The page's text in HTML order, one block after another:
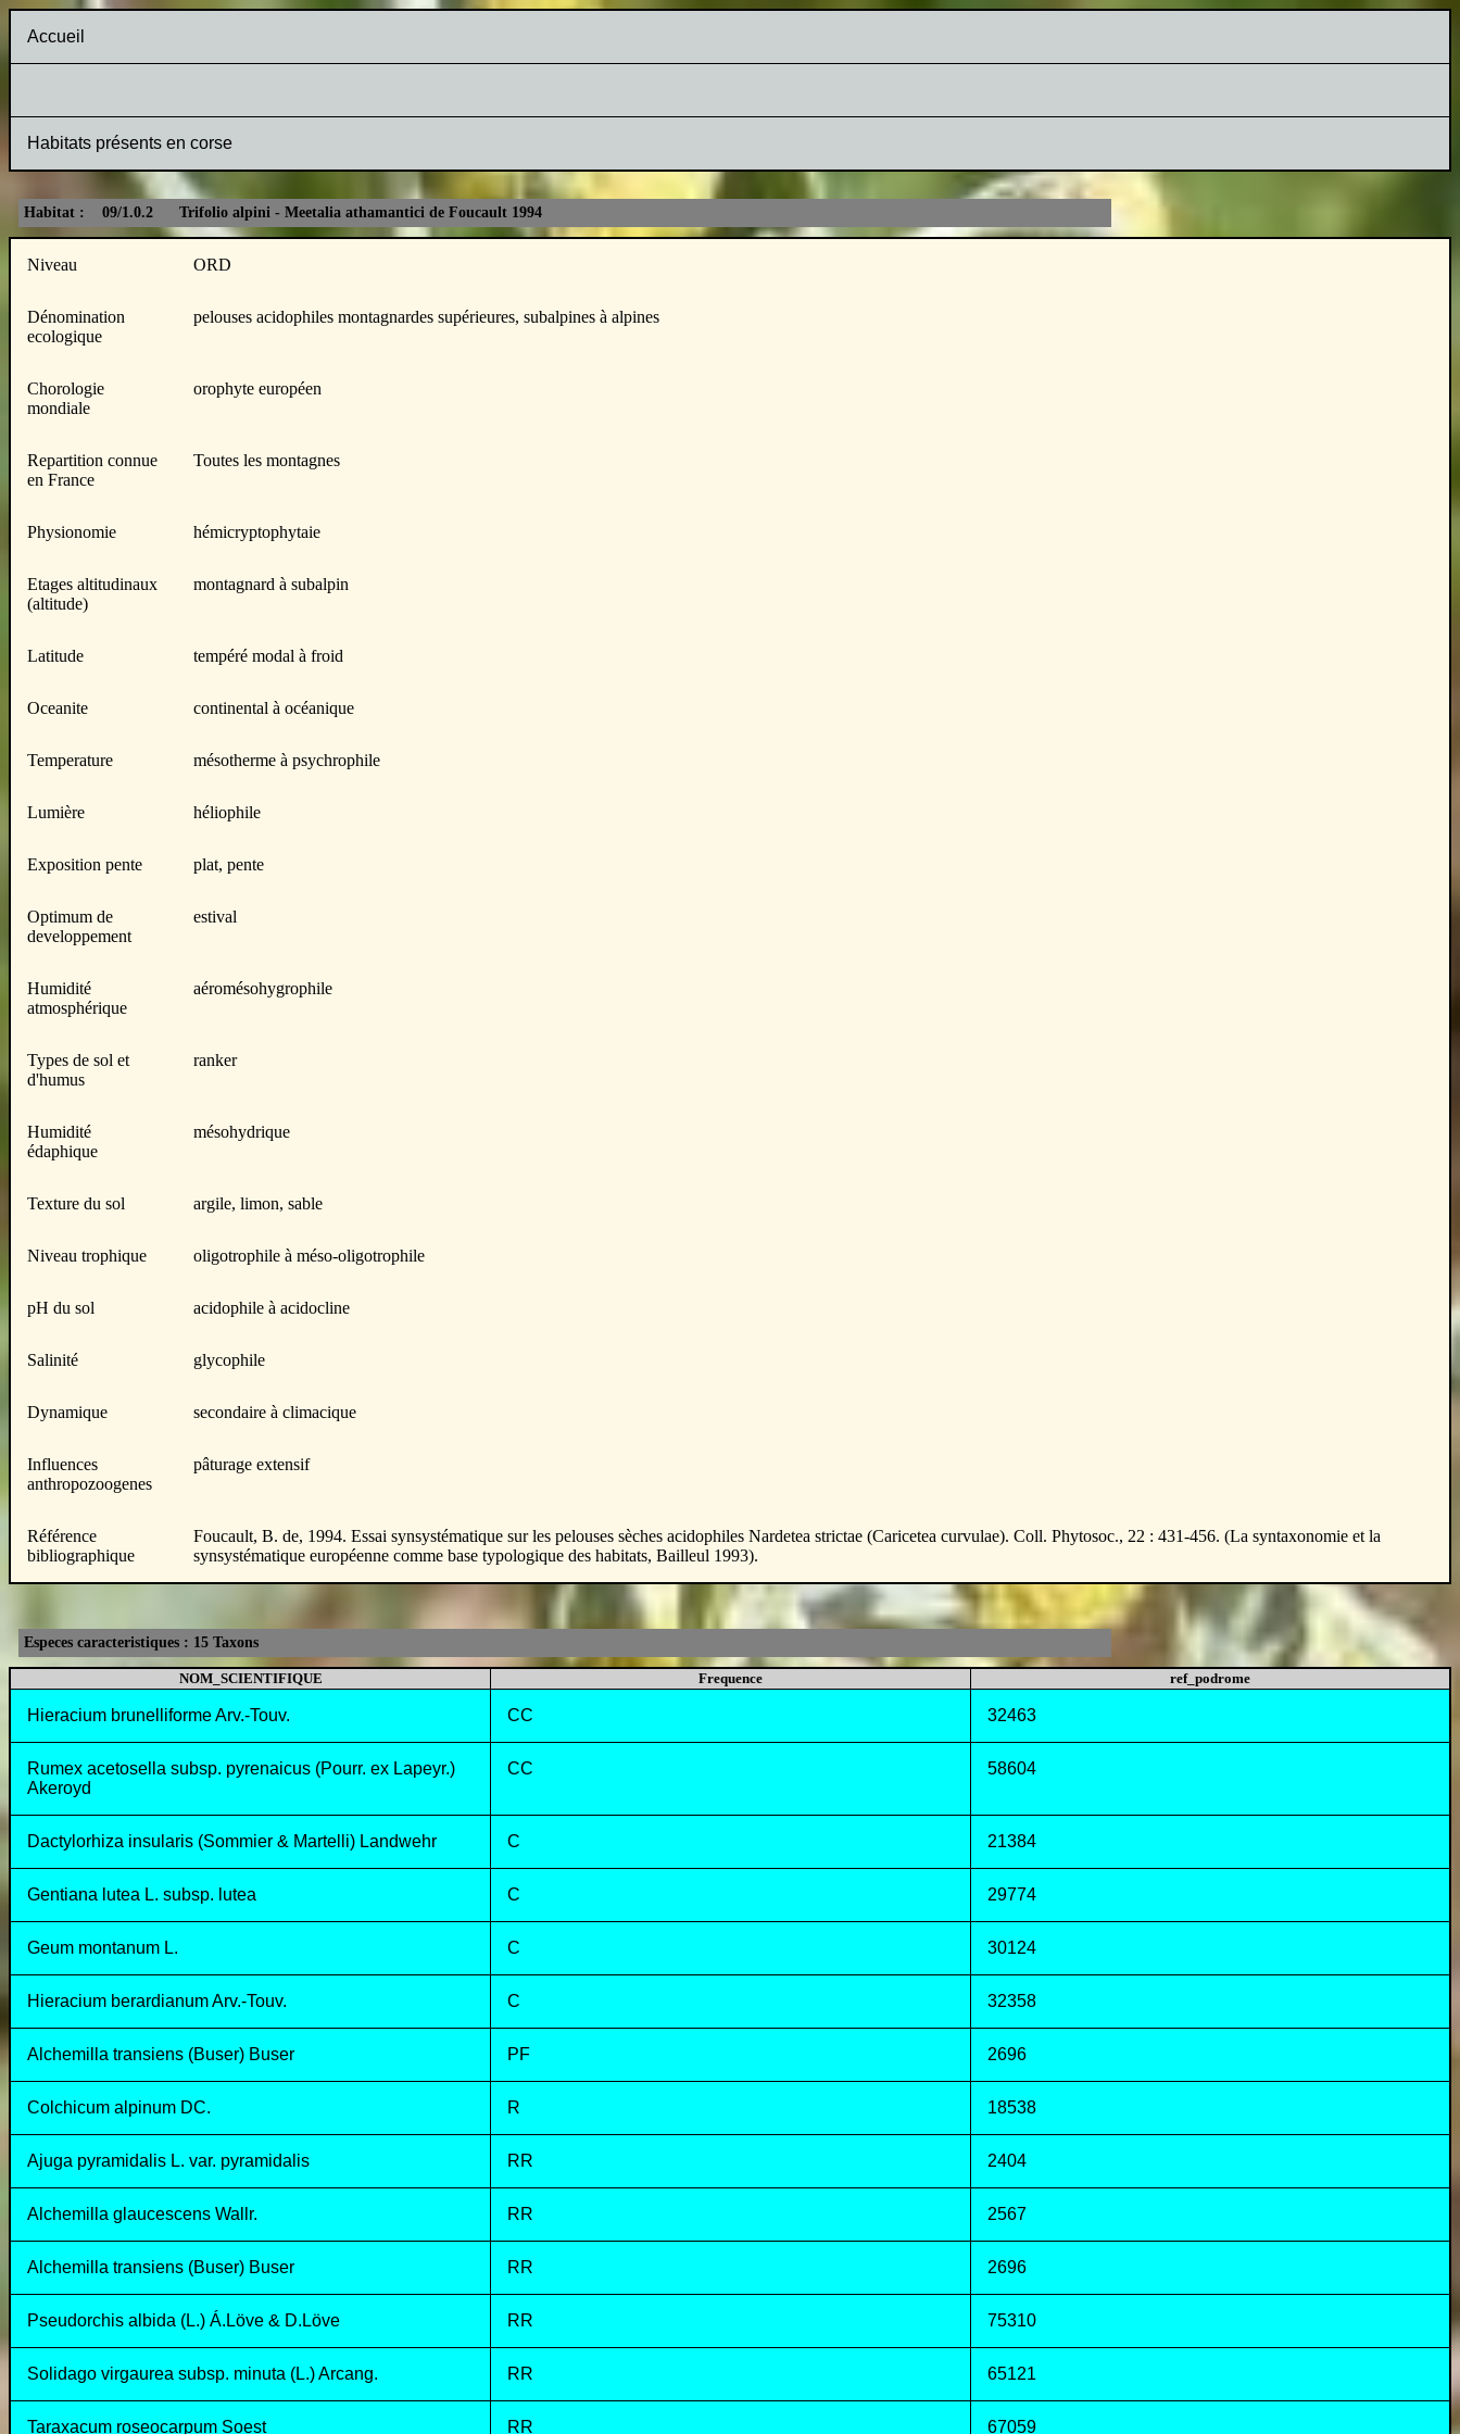
Accueil
Habitats présents en corse
Habitat : 09/1.0.2 Trifolio alpini - Meetalia athamantici de Foucault 1994
Niveau ORD
Dénomination
ecologique
pelouses acidophiles montagnardes supérieures, subalpines à alpines
Chorologie
mondiale
orophyte européen
Repartition connue
en France
Toutes les montagnes
Physionomie hémicryptophytaie
Etages altitudinaux
(altitude)
montagnard à subalpin
Latitude tempéré modal à froid
Oceanite continental à océanique
Temperature mésotherme à psychrophile
Lumière héliophile
Exposition pente plat, pente
Optimum de
developpement
estival
Humidité
atmosphérique
aéromésohygrophile
Types de sol et
d'humus
ranker
Humidité
édaphique
mésohydrique
Texture du sol argile, limon, sable
Niveau trophique oligotrophile à méso-oligotrophile
pH du sol acidophile à acidocline
Salinité glycophile
Dynamique secondaire à climacique
Influences
anthropozoogenes
pâturage extensif
Référence
bibliographique
Foucault, B. de, 1994. Essai synsystématique sur les pelouses sèches acidophiles Nardetea strictae (Caricetea curvulae). Coll. Phytosoc., 22 : 431-456. (La syntaxonomie et la
synsystématique européenne comme base typologique des habitats, Bailleul 1993).
Especes caracteristiques : 15 Taxons
NOM_SCIENTIFIQUE Frequence ref_podrome
Hieracium brunelliforme Arv.-Touv. CC 32463
Rumex acetosella subsp. pyrenaicus (Pourr. ex Lapeyr.)
Akeroyd
CC 58604
Dactylorhiza insularis (Sommier & Martelli) Landwehr C 21384
Gentiana lutea L. subsp. lutea C 29774
Geum montanum L. C 30124
Hieracium berardianum Arv.-Touv. C 32358
Alchemilla transiens (Buser) Buser PF 2696
Colchicum alpinum DC. R 18538
Ajuga pyramidalis L. var. pyramidalis RR 2404
Alchemilla glaucescens Wallr. RR 2567
Alchemilla transiens (Buser) Buser RR 2696
Pseudorchis albida (L.) Á.Löve & D.Löve RR 75310
Solidago virgaurea subsp. minuta (L.) Arcang. RR 65121
Taraxacum roseocarpum Soest RR 67059